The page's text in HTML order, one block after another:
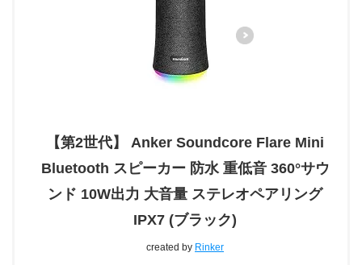
【第2世代】 Anker Soundcore Flare Mini
Bluetooth スピーカー 防水 重低音 360°サウ
ンド 10W出力 大音量 ステレオペアリング
IPX7 (ブラック)
created by Rinker